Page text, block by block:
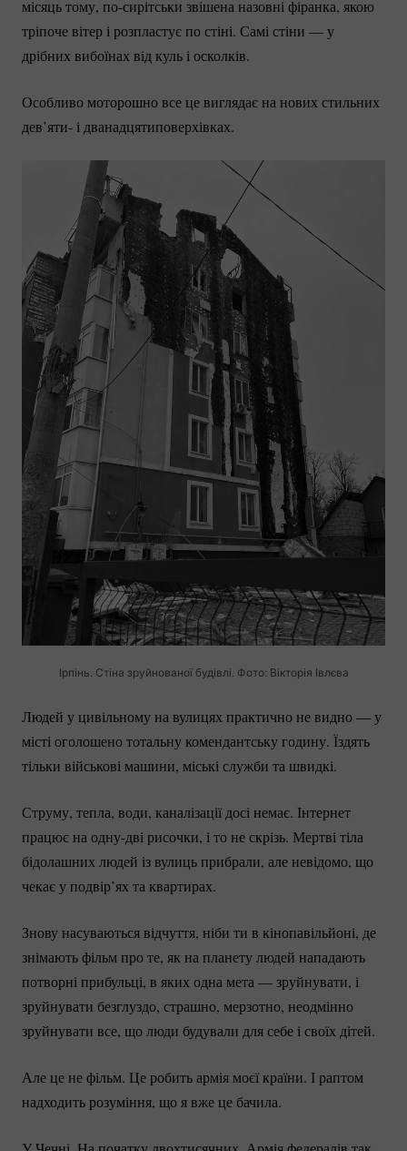
місяць тому, по-сирітськи звішена назовні фіранка, якою
тріпоче вітер і розпластує по стіні. Самі стіни — у
дрібних вибоїнах від куль і осколків.
Особливо моторошно все це виглядає на нових стильних
дев’яти- і дванадцятиповерхівках.
Ірпінь. Стіна зруйнованої будівлі. Фото: Вікторія Івлєва
Людей у цивільному на вулицях практично не видно — у
місті оголошено тотальну комендантську годину. Їздять
тільки військові машини, міські служби та швидкі.
Струму, тепла, води, каналізації досі немає. Інтернет
працює наодну-дві рисочки, і то не скрізь. Мертві тіла
бідолашних людей із вулиць прибрали, але невідомо, що
чекає у подвір’ях та квартирах.
Знову насуваються відчуття, ніби ти в кінопавільйоні, де
знімають фільм про те, як на планету людей нападають
потворні прибульці, в яких одна мета — зруйнувати, і
зруйнувати безглуздо, страшно, мерзотно, неодмінно
зруйнувати все, що люди будували для себе і своїх дітей.
Але це не фільм. Це робить армія моєї країни. І раптом
надходить розуміння, що я вже це бачила.